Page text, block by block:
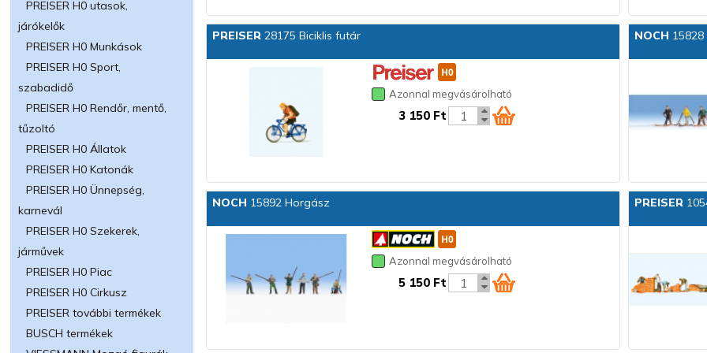
PREISER H0 utasok,
járókelők
PREISER H0 Munkások
PREISER H0 Sport,
szabadidő
PREISER H0 Rendőr, mentő,
tűzoltó
PREISER H0 Állatok
PREISER H0 Katonák
PREISER H0 Ünnepség,
karnevál
PREISER H0 Szekerek,
járművek
PREISER H0 Piac
PREISER H0 Cirkusz
PREISER további termékek
BUSCH termékek
PREISER 28175 Biciklis futár
Azonnal megvásárolható
3 150 Ft
NOCH 15828
NOCH 15892 Horgász
Azonnal megvásárolható
5 150 Ft
PREISER